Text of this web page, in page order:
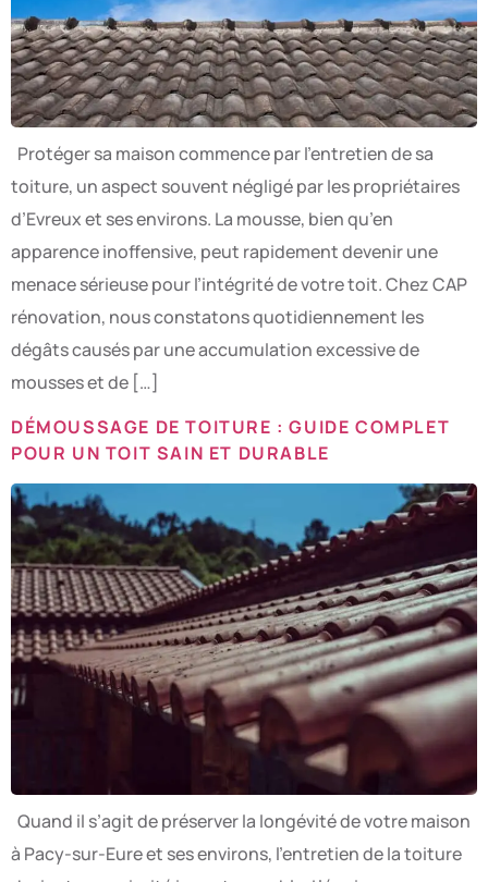
Protéger sa maison commence par l’entretien de sa
toiture, un aspect souvent négligé par les propriétaires
d’Evreux et ses environs. La mousse, bien qu’en
apparence inoffensive, peut rapidement devenir une
menace sérieuse pour l’intégrité de votre toit. Chez CAP
rénovation, nous constatons quotidiennement les
dégâts causés par une accumulation excessive de
mousses et de […]
DÉMOUSSAGE DE TOITURE : GUIDE COMPLET
POUR UN TOIT SAIN ET DURABLE
Quand il s’agit de préserver la longévité de votre maison
à Pacy-sur-Eure et ses environs, l’entretien de la toiture